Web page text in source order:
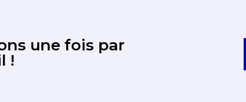
une fois par
!